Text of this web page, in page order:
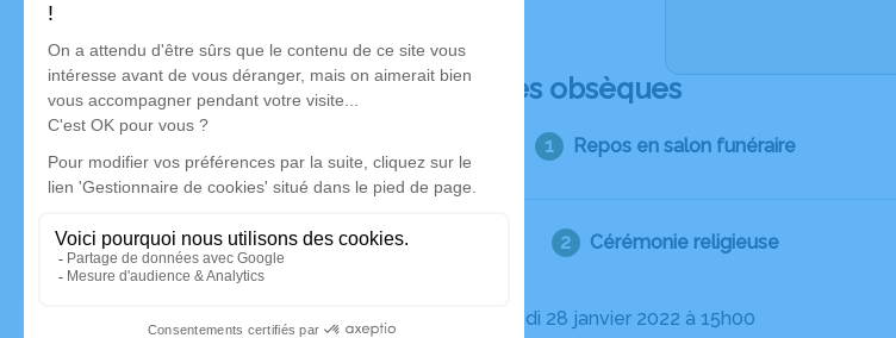
Déroulé des obsèques
Repos en salon funéraire
Cérémonie religieuse
Le vendredi 28 janvier 2022 à 15h00